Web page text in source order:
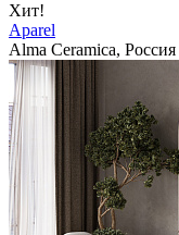
Хит!
Aparel
Alma Ceramica, Россия